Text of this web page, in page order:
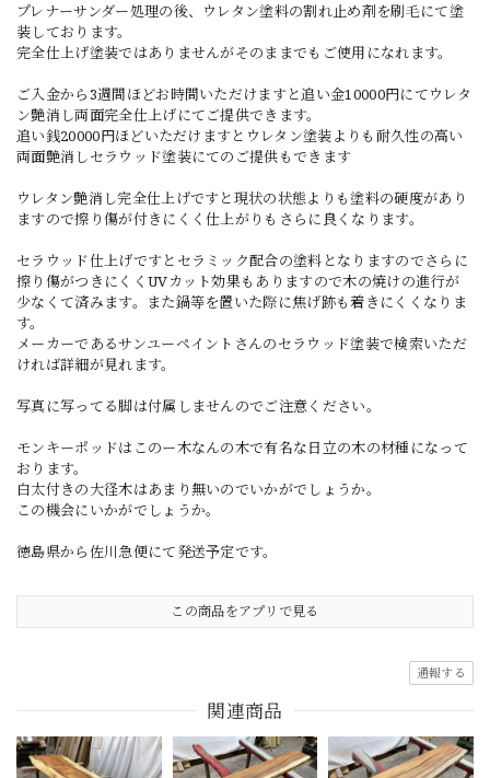
プレナーサンダー処理の後、ウレタン塗料の割れ止め剤を刷毛にて塗
装しております。
完全仕上げ塗装ではありませんがそのままでもご使用になれます。
ご入金から3週間ほどお時間いただけますと追い金10000円にてウレタ
ン艶消し両面完全仕上げにてご提供できます。
追い銭20000円ほどいただけますとウレタン塗装よりも耐久性の高い
両面艶消しセラウッド塗装にてのご提供もできます
ウレタン艶消し完全仕上げですと現状の状態よりも塗料の硬度があり
ますので擦り傷が付きにくく仕上がりもさらに良くなります。
セラウッド仕上げですとセラミック配合の塗料となりますのでさらに
擦り傷がつきにくくUVカット効果もありますので木の焼けの進行が
少なくて済みます。また鍋等を置いた際に焦げ跡も着きにくくなりま
す。
メーカーであるサンユーペイントさんのセラウッド塗装で検索いただ
ければ詳細が見れます。
写真に写ってる脚は付属しませんのでご注意ください。
モンキーポッドはこのー木なんの木で有名な日立の木の材種になって
おります。
白太付きの大径木はあまり無いのでいかがでしょうか。
この機会にいかがでしょうか。
徳島県から佐川急便にて発送予定です。
この商品をアプリで見る
通報する
関連商品